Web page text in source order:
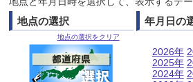
地点の選択
地点の選択をクリア
年月日の
2026年
2025年
2024年